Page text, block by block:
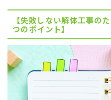
【失敗しない解体工事の
つのポイント】